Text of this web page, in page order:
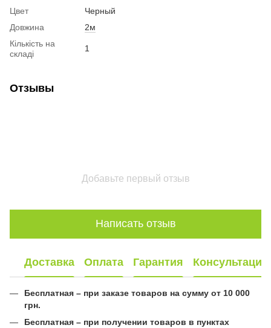
Цвет
Черный
Довжина
2м
Кількість на
складі
1
Отзывы
Добавьте первый отзыв
Написать отзыв
Доставка Оплата Гарантия Консультация
Бесплатная – при заказе товаров на сумму от 10 000
грн.
Бесплатная – при получении товаров в пунктах